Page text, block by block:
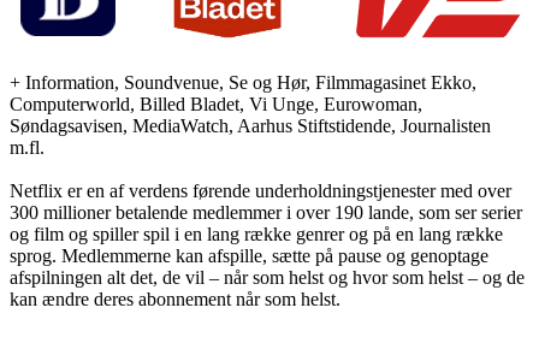
+ Information, Soundvenue, Se og Hør, Filmmagasinet Ekko,
Computerworld, Billed Bladet, Vi Unge, Eurowoman,
Søndagsavisen, MediaWatch, Aarhus Stiftstidende, Journalisten
m.fl.
Netflix er en af verdens førende underholdningstjenester med over
300 millioner betalende medlemmer i over 190 lande, som ser serier
og film og spiller spil i en lang række genrer og på en lang række
sprog. Medlemmerne kan afspille, sætte på pause og genoptage
afspilningen alt det, de vil – når som helst og hvor som helst – og de
kan ændre deres abonnement når som helst.